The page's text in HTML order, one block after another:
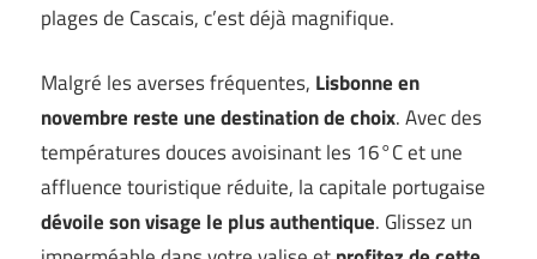
plages de Cascais, c’est déjà magnifique.
Malgré les averses fréquentes, Lisbonne en
novembre reste une destination de choix. Avec des
températures douces avoisinant les 16°C et une
affluence touristique réduite, la capitale portugaise
dévoile son visage le plus authentique. Glissez un